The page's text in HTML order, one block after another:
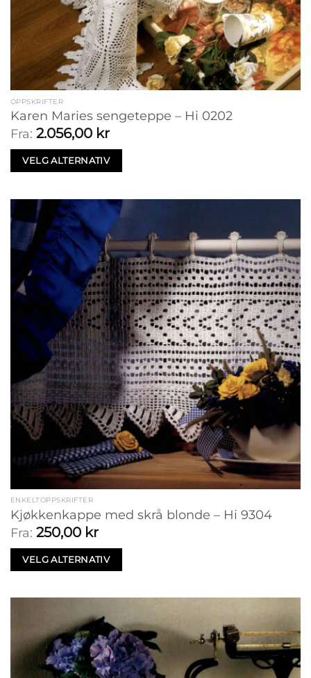
OPPSKRIFTER
Karen Maries sengeteppe – Hi 0202
Fra: 2.056,00 kr
VELG ALTERNATIV
ENKELTOPPSKRIFTER
Kjøkkenkappe med skrå blonde – Hi 9304
Fra: 250,00 kr
VELG ALTERNATIV